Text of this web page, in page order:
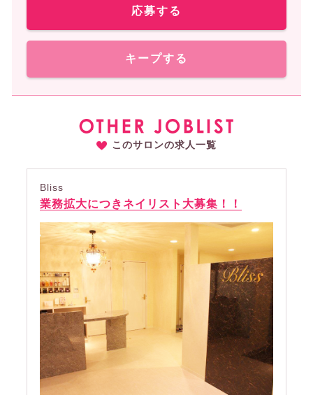
応募する
キープする
このサロンの求人一覧
Bliss
業務拡大につきネイリスト大募集！！